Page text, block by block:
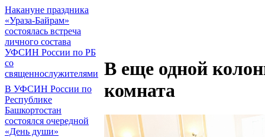
Накануне праздника
«Ураза-Байрам»
состоялась встреча
личного состава
УФСИН России по РБ
со
священнослужителями
В УФСИН России по
Республике
Башкортостан
состоялся очередной
«День души»
В еще одной
комната